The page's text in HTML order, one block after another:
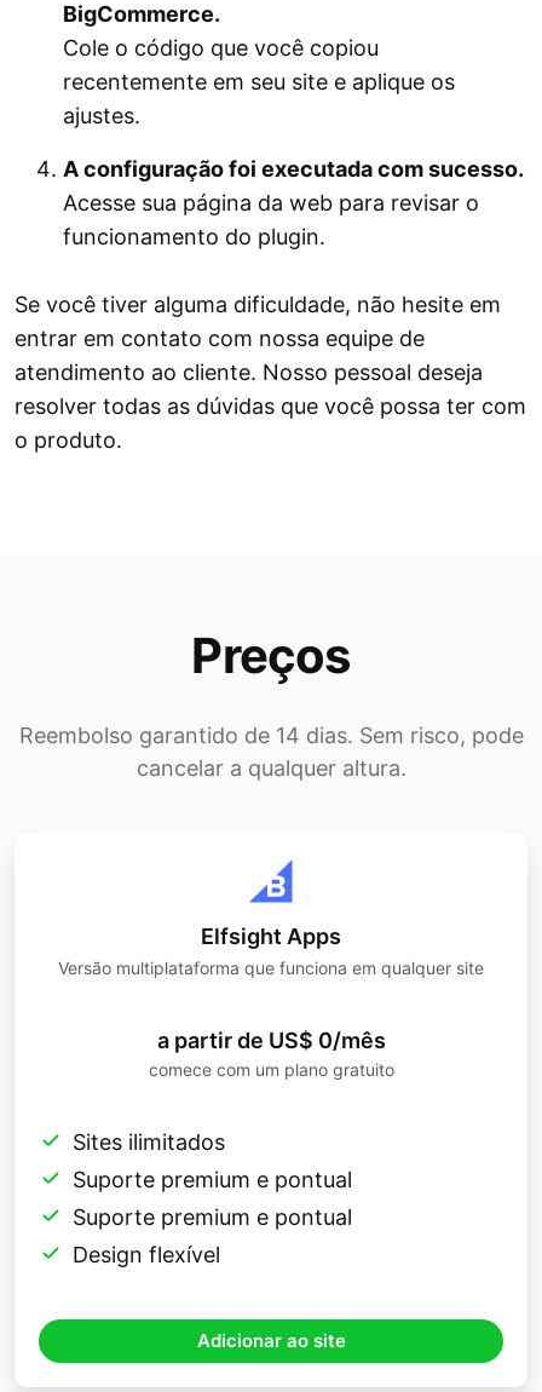
BigCommerce.
Cole o código que você copiou
recentemente em seu site e aplique os
ajustes.
A configuração foi executada com sucesso.
Acesse sua página da web para revisar o
funcionamento do plugin.
Se você tiver alguma dificuldade, não hesite em
entrar em contato com nossa equipe de
atendimento ao cliente. Nosso pessoal deseja
resolver todas as dúvidas que você possa ter com
o produto.
Preços
Reembolso garantido de 14 dias. Sem risco, pode
cancelar a qualquer altura.
Elfsight Apps
Versão multiplataforma que funciona em qualquer site
a partir de US$ 0/mês
comece com um plano gratuito
Sites ilimitados
Suporte premium e pontual
Suporte premium e pontual
Design flexível
Adicionar ao site